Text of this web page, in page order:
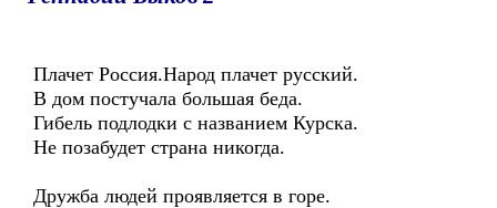
Плачет Россия.Народ плачет русский.
В дом постучала большая беда.
Гибель подлодки с названием Курска.
Не позабудет страна никогда.
Дружба людей проявляется в горе.